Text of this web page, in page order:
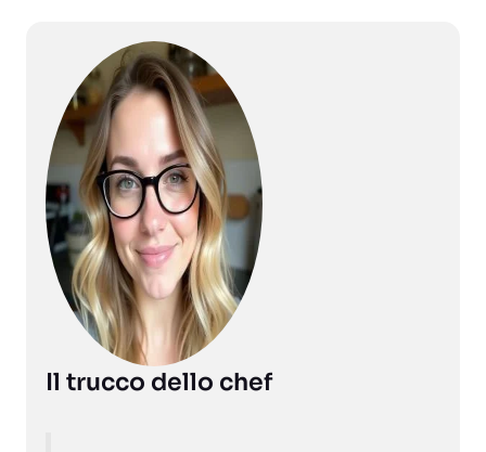
Il trucco dello chef